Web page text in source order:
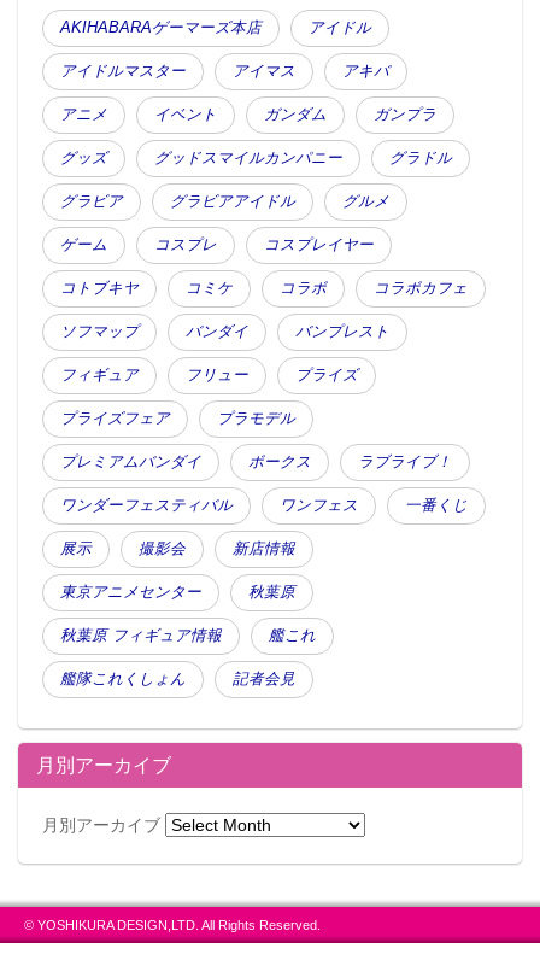
AKIHABARAゲーマーズ本店 アイドル
アイドルマスター アイマス アキバ
アニメ イベント ガンダム ガンプラ
グッズ グッドスマイルカンパニー グラドル
グラビア グラビアアイドル グルメ
ゲーム コスプレ コスプレイヤー
コトブキヤ コミケ コラボ コラボカフェ
ソフマップ バンダイ バンプレスト
フィギュア フリュー プライズ
プライズフェア プラモデル
プレミアムバンダイ ボークス ラブライブ！
ワンダーフェスティバル ワンフェス 一番くじ
展示 撮影会 新店情報
東京アニメセンター 秋葉原
秋葉原 フィギュア情報 艦これ
艦隊これくしょん 記者会見
月別アーカイブ
月別アーカイブ
© YOSHIKURA DESIGN,LTD. All Rights Reserved.